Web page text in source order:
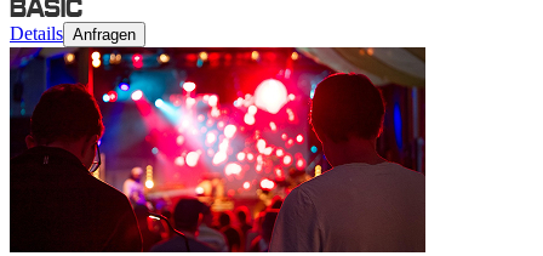
Details Anfragen